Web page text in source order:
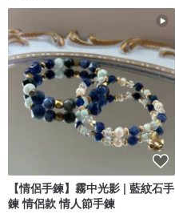
【情侶手鍊】霧中光影 | 藍紋石手
鍊 情侶款 情人節手鍊